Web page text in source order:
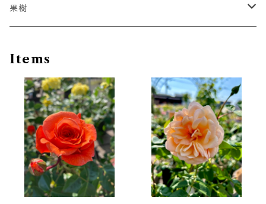
赤色系
黄色系
青系
白系
茶系
インテグリフォリア系
ビチセラ系
パテンス系
パテンス八重系
フロリダ系
スモークツリー
果樹
ビッグダロー
専用肥料
Items